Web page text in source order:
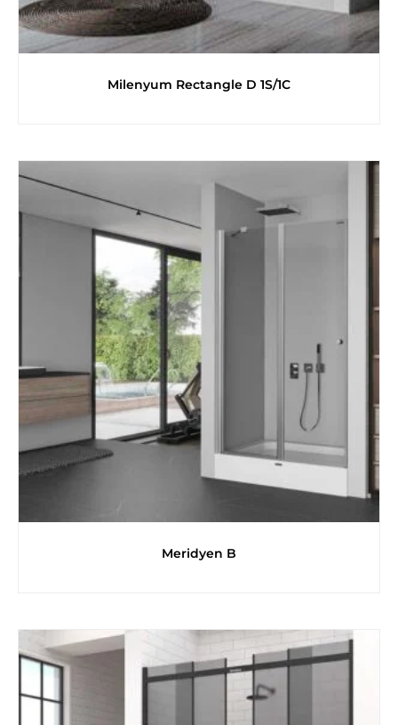
Milenyum Rectangle D 1S/1C
Meridyen B